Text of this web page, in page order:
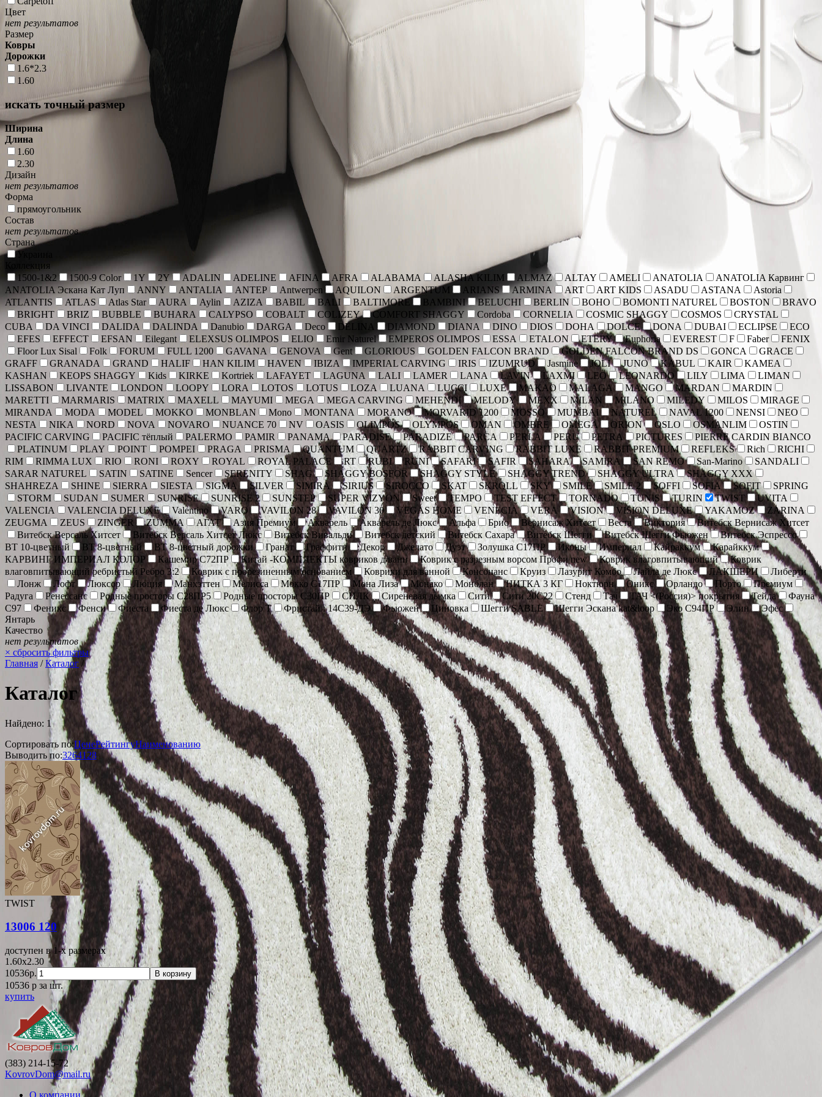
Цвет
нет результатов
Размер
Ковры
Дорожки
1.6*2.3
1.60
искать точный размер
Ширина
Длина
1.60
2.30
Дизайн
нет результатов
Форма
прямоугольник
Состав
нет результатов
Страна
Украина
Коллекция
1500-1&2
1500-9 Color 1Y 2Y ADALIN ADELINE AFINA AFRA ALABAMA ALASHA KILIM ALMAZ ALTAY AMELI ANATOLIA
ANATOLIA Карвинг
ANATOLIA Эскана Кат Луп
ANNY ANTALIA ANTEP Antwerpen AQUILON ARGENTUM ARIANS ARMINA ART ART KIDS ASADU ASTANA
Astoria
ATLANTIS
ATLAS Atlas Star AURA Aylin AZIZA BABIL BALI BALTIMORE BAMBINI BELUCHI BERLIN BOHO BOMONTI NATUREL BOSTON
BRAVO
BRIGHT
BRIZ BUBBLE BUHARA CALYPSO COBALT COLIZEY COMFORT SHAGGY Cordoba CORNELIA COSMIC SHAGGY COSMOS
CRYSTAL
CUBA
DA VINCI DALIDA DALINDA Danubio DARGA Deco DELINA DIAMOND DIANA DINO DIOS DOHA DOLCE DONA DUBAI ECLIPSE
ECO
EFES
EFFECT EFSAN Eilegant ELEXSUS OLIMPOS ELIO Emir Naturel EMPEROS OLIMPOS ESSA ETALON ETERY Euphoria EVEREST F Faber
FENIX
Floor Lux Sisal
Folk FORUM FULL 1200 GAVANA GENOVA Gent GLORIOUS GOLDEN FALCON BRAND GOLDEN FALCON BRAND DS GONCA
GRACE
GRAFF
GRANADA GRAND HALIF HAN KILIM HAVEN IBIZA IMPERIAL CARVING IRIS IZUMRUD Jasmine JOLI JUNO KABUL KAIR
KAMEA
KASHAN
KEOPS SHAGGY Kids KIRKE Kortriek LAFAYET LAGUNA LALI LAMER LANA LAVIN LAXMI LEO LEONARDO LILY LIMA
LIMAN
LISSABON
LIVANTE LONDON LOOPY LORA LOTOS LOTUS LOZA LUANA LUCCI LUXE MAKAO MALAGA MANGO MARDAN
MARDIN
MARETTI
MARMARIS MATRIX MAXELL MAYUMI MEGA MEGA CARVING MEHENDI MELODY MEXX MILAN MILANO MILEDY MILOS
MIRAGE
MIRANDA
MODA MODEL MOKKO MONBLAN Mono MONTANA MORANO MORVARID 1200 MOSSO MUMBAI NATUREL NAVAL 1200 NENSI
NEO
NESTA
NIKA NORD NOVA NOVARO NUANCE 70 NV OASIS OLIMPOS OLYMPOS OMAN OMBRE OMEGA ORION OSLO OSMANLIM
OSTIN
PACIFIC CARVING
PACIFIC тёплый PALERMO PAMIR PANAMA PARADISE PARADIZE PARCA PERLA PERU PETRA PICTURES
PIERRE CARDIN BIANCO
PLATINUM
PLAY POINT POMPEI PRAGA PRISMA QUANTUM QUARTZ RABBIT CARVING RABBIT LUXE RABBIT PREMIUM REFLEKS Rich
RICHI
RIM
RIMMA LUX RIO RONI ROXY ROYAL ROYAL PALACE RT RUBI RUNI SAFARI SAFIR SAHARA SAMIRA SAN REMO San-Marino
SANDALI
SARAR NATUREL
SATIN SATINE Sencer SERENITY SHAG SHAGGY BOSFOR SHAGGY STYLE SHAGGY TREND SHAGGY ULTRA
SHAGGY XXX
SHAHREZA
SHINE SIERRA SIESTA SIGMA SILVER SIMIRA SIRIUS SIROCCO SKAT SKROLL SKY SMILE SMILE 2 SOFFI SOFIA SOFIT
SPRING
STORM
SUDAN SUMER SUNRISE SUNRISE 2 SUNSTEP SUPER VIZYON Sweet TEMPO TEST EFFECT TORNADO TUNIS TURIN TWIST
UVITA
VALENCIA
VALENCIA DELUXE Valentino VARO VAVILON 28 VAVILON 30 VEGAS HOME VENECIA VERA VISION VISION DELUXE YAKAMOZ
ZARINA
ZEUGMA
ZEUS ZINGER ZUMMA АГАТ Азия Премиум Акварель Акварель де Люкс Альфа Брио Вернисаж Хитсет Веста Виктория
Витебск Вернисаж Хитсет
Витебск Версаль Хитсет
Витебск Версаль Хитсет Люкс Витебск Вивальди Витебск детский Витебск Сахара Витебск Шегги Витебск Шегги Фьюжен
Витебск Эспрессо
ВТ 10-цветный
ВТ 8-цветный ВТ 8-цветный дорожки Гранат Граффити Декор Джелато Дуэт Золушка С17ПР Иконы Империал Кайраккум
Карайккум
КАРВИНГ ИМПЕРИАЛ КОЛОР
Кашемир С72ПР Китай -КОМПЛЕКТЫ ковриков д/ванн Коврик c разрезным ворсом Профи new Коврик влаговпитывающий
Коврик
влаговпитывающий ребристый Ребро 3:2
Коврик с прорезиненным основанием Коврики для ванной Консонанс Круиз Лазурит Комбо Лайла де Люкс ЛАКШЕРИ
Либерти
Лонж
Лофт Люксор Люция Манхэттен Мелисса Мокко С17ПР Мона Лиза Монако Монблан НИТКА 3 КГ Ноктюрн Оникс Орландо Порто
Премиум
Радуга
Ренессанс Родные просторы С28ПР5 Родные просторы С30ПР СИЛК Сиреневая дымка Сити Сити 20С22 Стенд Тач ТАЧ <(Россия)> покрытия Тейда
Фауна
С97
Феникс Фенси Фиеста Фиеста де Люкс Флор Т Фристайл 14С39-ДЭ Фьюжен Циновка Шегги SABLE Шегги Эскана kat&loop Эко С94ПР Элин
Эфес
Янтарь
Качество
нет результатов
× сбросить фильтры
Главная /Каталог /
Каталог
Найдено: 1
Сортировать по:ЦенеРейтингуНаименованию
Выводить по:3264128
TWIST
13006 120
доступен в 1-x размерах
1.60x2.30
10536р.
В корзину
10536 p за шт.
купить
(383) 214-15-72
KovrovDom@mail.ru